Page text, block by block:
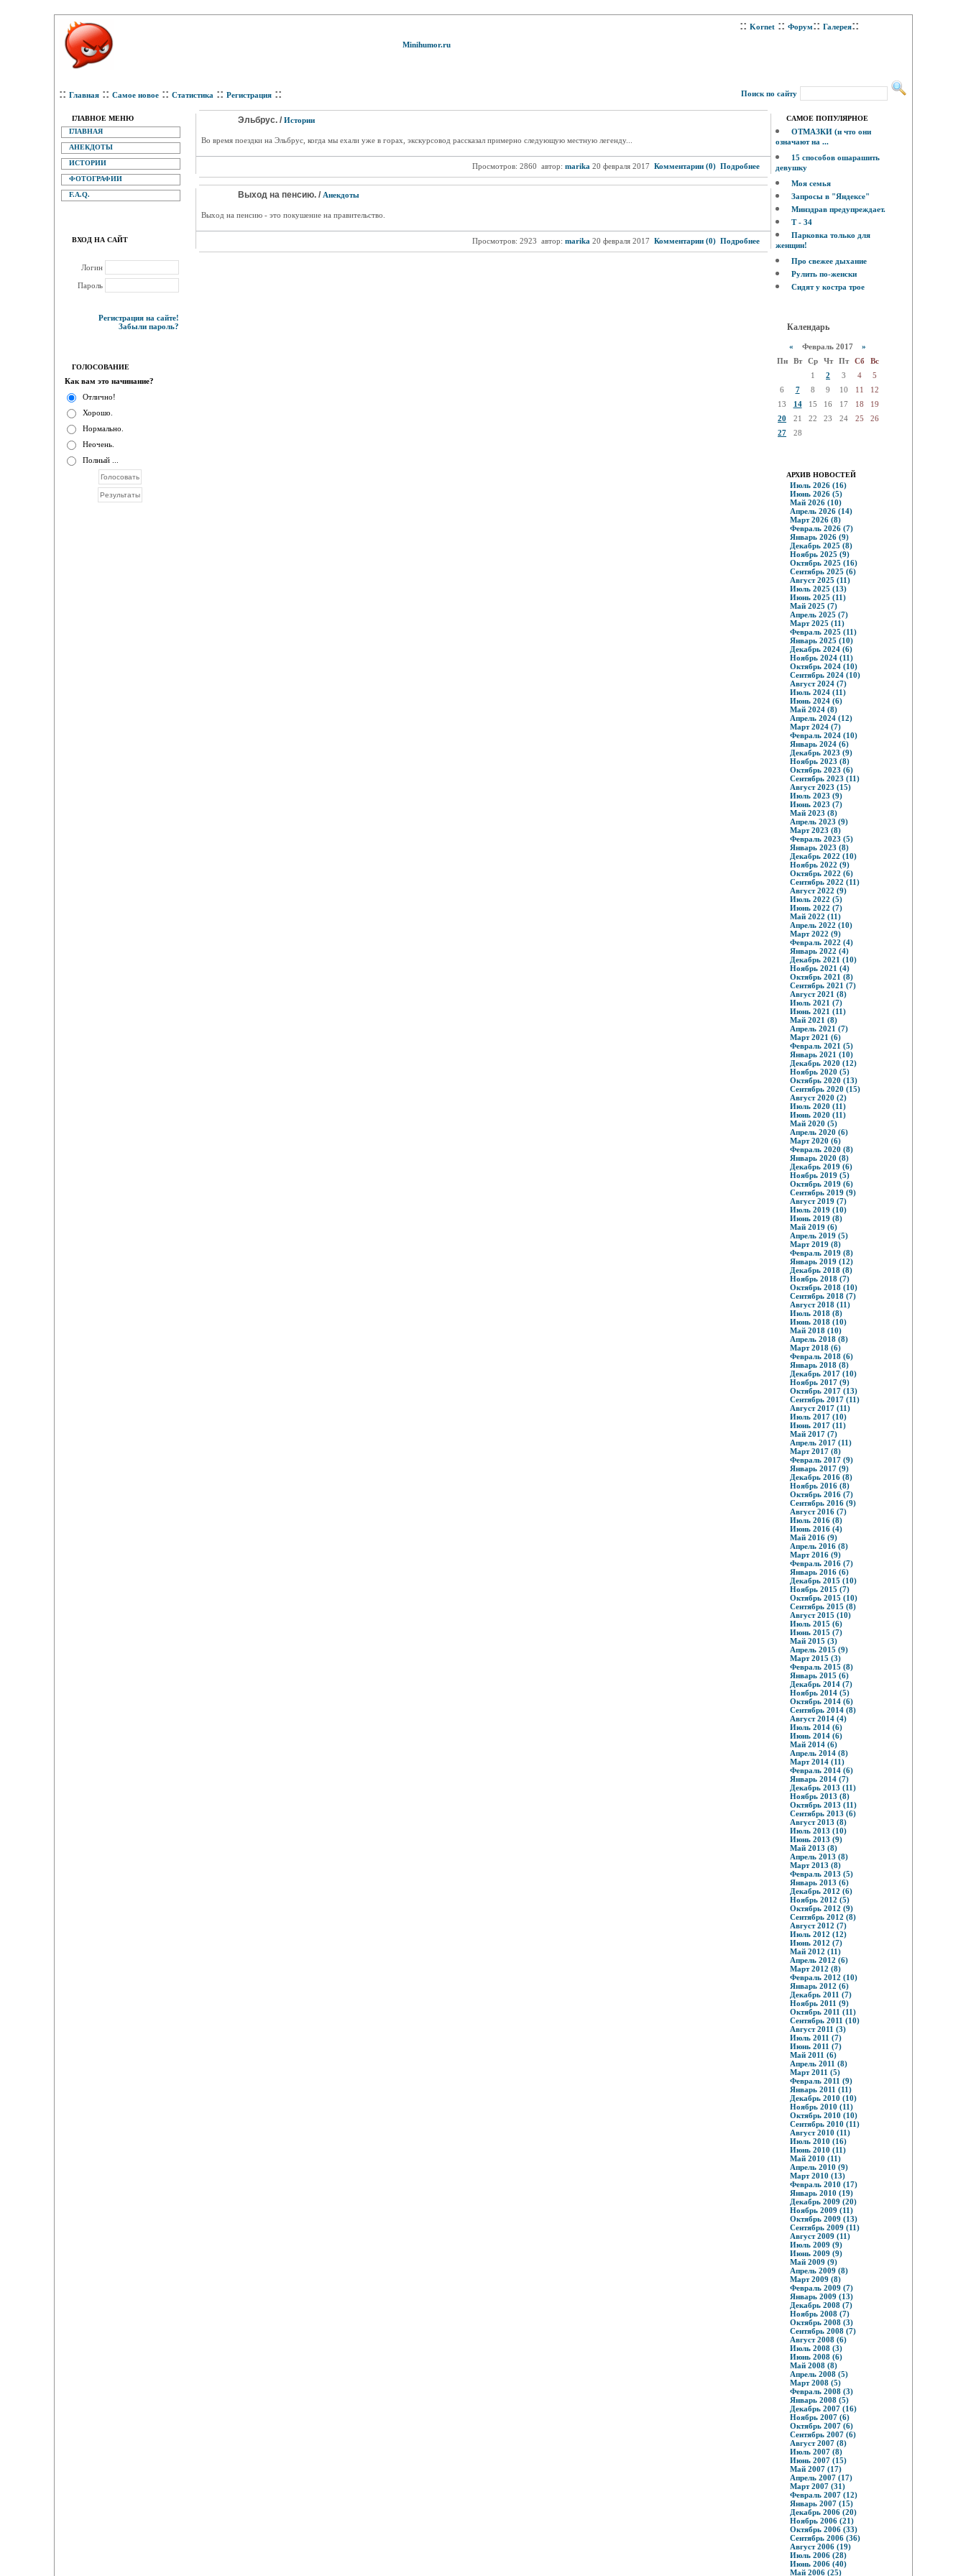
Minihumor.ru
:: Kornet :: Форум:: Галерея::
:: Главная :: Самое новое :: Статистика :: Регистрация :: Поиск по сайту
ГЛАВНОЕ МЕНЮ
ГЛАВНАЯ
АНЕКДОТЫ
ИСТОРИИ
ФОТОГРАФИИ
F.A.Q.
ВХОД НА САЙТ
Логин
Пароль
Регистрация на сайте!
Забыли пароль?
ГОЛОСОВАНИЕ
Как вам это начинание?
Отлично!
Хорошо.
Нормально.
Неочень.
Полный ...
Эльбрус. / Истории
Во время поездки на Эльбрус, когда мы ехали уже в горах, экскурсовод рассказал примерно следующую местную легенду...
Просмотров: 2860 автор: marika 20 февраля 2017 Комментарии (0) Подробнее
Выход на пенсию. / Анекдоты
Выход на пенсию - это покушение на правительство.
Просмотров: 2923 автор: marika 20 февраля 2017 Комментарии (0) Подробнее
САМОЕ ПОПУЛЯРНОЕ
ОТМАЗКИ (и что они
означают на ...
15 способов ошарашить
девушку
Моя семья
Запросы в "Яндексе"
Минздрав предупреждает.
Т - 34
Парковка только для
женщин!
Про свежее дыхание
Рулить по-женски
Сидят у костра трое
Календарь
« Февраль 2017 »
Пн
Вт Ср Чт Пт Сб
Вс
1
2 3 4
5
6
7 8 9 10 11
12
13
14 15 16 17 18
19
20
21 22 23 24 25
26
27
28
АРХИВ НОВОСТЕЙ
Июль 2026 (16)
Июнь 2026 (5)
Май 2026 (10)
Апрель 2026 (14)
Март 2026 (8)
Февраль 2026 (7)
Январь 2026 (9)
Декабрь 2025 (8)
Ноябрь 2025 (9)
Октябрь 2025 (16)
Сентябрь 2025 (6)
Август 2025 (11)
Июль 2025 (13)
Июнь 2025 (11)
Май 2025 (7)
Апрель 2025 (7)
Март 2025 (11)
Февраль 2025 (11)
Январь 2025 (10)
Декабрь 2024 (6)
Ноябрь 2024 (11)
Октябрь 2024 (10)
Сентябрь 2024 (10)
Август 2024 (7)
Июль 2024 (11)
Июнь 2024 (6)
Май 2024 (8)
Апрель 2024 (12)
Март 2024 (7)
Февраль 2024 (10)
Январь 2024 (6)
Декабрь 2023 (9)
Ноябрь 2023 (8)
Октябрь 2023 (6)
Сентябрь 2023 (11)
Август 2023 (15)
Июль 2023 (9)
Июнь 2023 (7)
Май 2023 (8)
Апрель 2023 (9)
Март 2023 (8)
Февраль 2023 (5)
Январь 2023 (8)
Декабрь 2022 (10)
Ноябрь 2022 (9)
Октябрь 2022 (6)
Сентябрь 2022 (11)
Август 2022 (9)
Июль 2022 (5)
Июнь 2022 (7)
Май 2022 (11)
Апрель 2022 (10)
Март 2022 (9)
Февраль 2022 (4)
Январь 2022 (4)
Декабрь 2021 (10)
Ноябрь 2021 (4)
Октябрь 2021 (8)
Сентябрь 2021 (7)
Август 2021 (8)
Июль 2021 (7)
Июнь 2021 (11)
Май 2021 (8)
Апрель 2021 (7)
Март 2021 (6)
Февраль 2021 (5)
Январь 2021 (10)
Декабрь 2020 (12)
Ноябрь 2020 (5)
Октябрь 2020 (13)
Сентябрь 2020 (15)
Август 2020 (2)
Июль 2020 (11)
Июнь 2020 (11)
Май 2020 (5)
Апрель 2020 (6)
Март 2020 (6)
Февраль 2020 (8)
Январь 2020 (8)
Декабрь 2019 (6)
Ноябрь 2019 (5)
Октябрь 2019 (6)
Сентябрь 2019 (9)
Август 2019 (7)
Июль 2019 (10)
Июнь 2019 (8)
Май 2019 (6)
Апрель 2019 (5)
Март 2019 (8)
Февраль 2019 (8)
Январь 2019 (12)
Декабрь 2018 (8)
Ноябрь 2018 (7)
Октябрь 2018 (10)
Сентябрь 2018 (7)
Август 2018 (11)
Июль 2018 (8)
Июнь 2018 (10)
Май 2018 (10)
Апрель 2018 (8)
Март 2018 (6)
Февраль 2018 (6)
Январь 2018 (8)
Декабрь 2017 (10)
Ноябрь 2017 (9)
Октябрь 2017 (13)
Сентябрь 2017 (11)
Август 2017 (11)
Июль 2017 (10)
Июнь 2017 (11)
Май 2017 (7)
Апрель 2017 (11)
Март 2017 (8)
Февраль 2017 (9)
Январь 2017 (9)
Декабрь 2016 (8)
Ноябрь 2016 (8)
Октябрь 2016 (7)
Сентябрь 2016 (9)
Август 2016 (7)
Июль 2016 (8)
Июнь 2016 (4)
Май 2016 (9)
Апрель 2016 (8)
Март 2016 (9)
Февраль 2016 (7)
Январь 2016 (6)
Декабрь 2015 (10)
Ноябрь 2015 (7)
Октябрь 2015 (10)
Сентябрь 2015 (8)
Август 2015 (10)
Июль 2015 (6)
Июнь 2015 (7)
Май 2015 (3)
Апрель 2015 (9)
Март 2015 (3)
Февраль 2015 (8)
Январь 2015 (6)
Декабрь 2014 (7)
Ноябрь 2014 (5)
Октябрь 2014 (6)
Сентябрь 2014 (8)
Август 2014 (4)
Июль 2014 (6)
Июнь 2014 (6)
Май 2014 (6)
Апрель 2014 (8)
Март 2014 (11)
Февраль 2014 (6)
Январь 2014 (7)
Декабрь 2013 (11)
Ноябрь 2013 (8)
Октябрь 2013 (11)
Сентябрь 2013 (6)
Август 2013 (8)
Июль 2013 (10)
Июнь 2013 (9)
Май 2013 (8)
Апрель 2013 (8)
Март 2013 (8)
Февраль 2013 (5)
Январь 2013 (6)
Декабрь 2012 (6)
Ноябрь 2012 (5)
Октябрь 2012 (9)
Сентябрь 2012 (8)
Август 2012 (7)
Июль 2012 (12)
Июнь 2012 (7)
Май 2012 (11)
Апрель 2012 (6)
Март 2012 (8)
Февраль 2012 (10)
Январь 2012 (6)
Декабрь 2011 (7)
Ноябрь 2011 (9)
Октябрь 2011 (11)
Сентябрь 2011 (10)
Август 2011 (3)
Июль 2011 (7)
Июнь 2011 (7)
Май 2011 (6)
Апрель 2011 (8)
Март 2011 (5)
Февраль 2011 (9)
Январь 2011 (11)
Декабрь 2010 (10)
Ноябрь 2010 (11)
Октябрь 2010 (10)
Сентябрь 2010 (11)
Август 2010 (11)
Июль 2010 (16)
Июнь 2010 (11)
Май 2010 (11)
Апрель 2010 (9)
Март 2010 (13)
Февраль 2010 (17)
Январь 2010 (19)
Декабрь 2009 (20)
Ноябрь 2009 (11)
Октябрь 2009 (13)
Сентябрь 2009 (11)
Август 2009 (11)
Июль 2009 (9)
Июнь 2009 (9)
Май 2009 (9)
Апрель 2009 (8)
Март 2009 (8)
Февраль 2009 (7)
Январь 2009 (13)
Декабрь 2008 (7)
Ноябрь 2008 (7)
Октябрь 2008 (3)
Сентябрь 2008 (7)
Август 2008 (6)
Июль 2008 (3)
Июнь 2008 (6)
Май 2008 (8)
Апрель 2008 (5)
Март 2008 (5)
Февраль 2008 (3)
Январь 2008 (5)
Декабрь 2007 (16)
Ноябрь 2007 (6)
Октябрь 2007 (6)
Сентябрь 2007 (6)
Август 2007 (8)
Июль 2007 (8)
Июнь 2007 (15)
Май 2007 (17)
Апрель 2007 (17)
Март 2007 (31)
Февраль 2007 (12)
Январь 2007 (15)
Декабрь 2006 (20)
Ноябрь 2006 (21)
Октябрь 2006 (33)
Сентябрь 2006 (36)
Август 2006 (19)
Июль 2006 (28)
Июнь 2006 (40)
Май 2006 (25)